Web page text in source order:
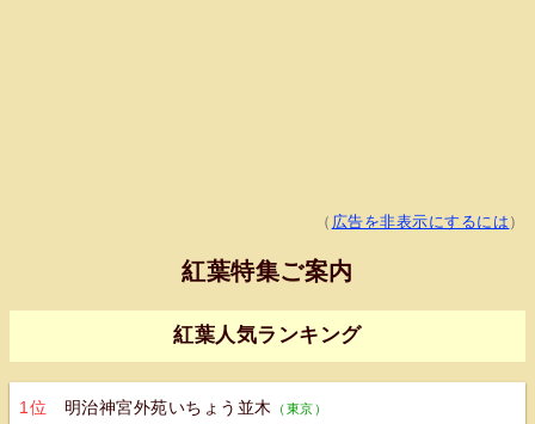
（ 広告を非表示にするには ）
紅葉特集ご案内
紅葉人気ランキング
1位 明治神宮外苑いちょう並木 （東京）